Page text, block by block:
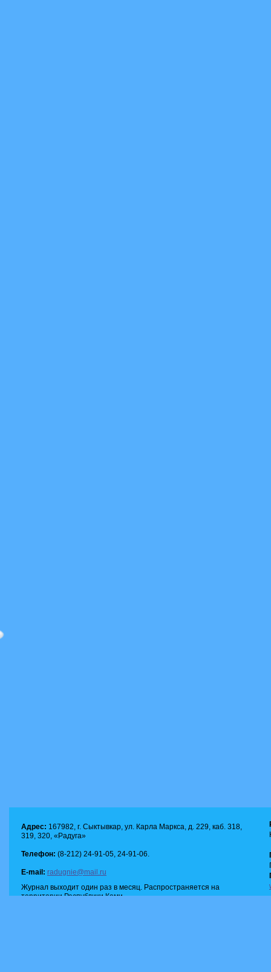
Адрес: 167982, г. Сыктывкар, ул. Карла Маркса, д. 229, каб. 318,
319, 320, «Радуга»
Телефон: (8-212) 24-91-05, 24-91-06.
E-mail: radugnie@mail.ru
Журнал выходит один раз в месяц. Распространяется на
территории Республики Коми.